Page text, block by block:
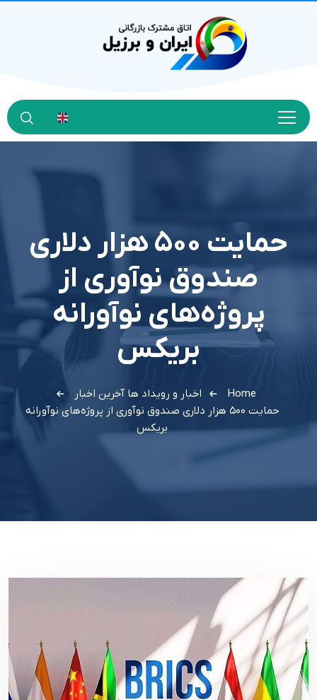
حمایت ۵۰۰ هزار دلاری
صندوق نوآوری از
پروژه‌های نوآورانه
بریکس
Home اخبار و رویداد ها آخرین اخبار
حمایت ۵۰۰ هزار دلاری صندوق نوآوری از پروژه‌های نوآورانه
بریکس